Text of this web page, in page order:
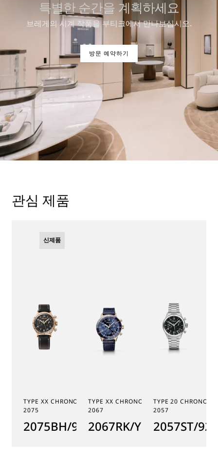
특별한 순간을 계획하세요
브레게의 시계 작품을 부티크에서 만나보십시오.
방문 예약하기
관심 제품
TYPE XX CHRONOGRAPHE
2075
2075BH/99/398
신제품
TYPE XX CHRONOGRAPHE
2067
2067RK/Y9/9WU
TYPE 20
2057
2057ST/